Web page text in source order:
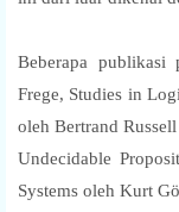
Beberapa publikasi
Frege, Studies in
oleh Bertrand
Undecidable
Systems oleh Kurt